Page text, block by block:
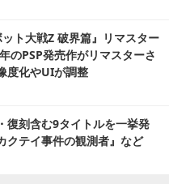
ット大戦Z 破界篇』リマスター
のPSP発売作がリマスターさ
度化やUIが調整
復刻含む9タイトルを一挙発
クテイ事件の観測者』など